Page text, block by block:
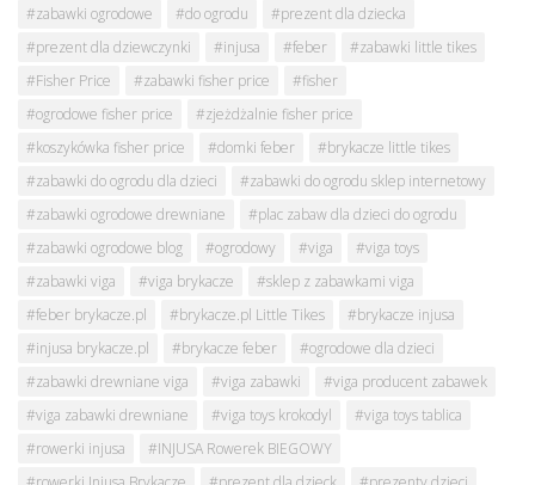
#zabawki ogrodowe
#do ogrodu
#prezent dla dziecka
#prezent dla dziewczynki
#injusa #feber
#zabawki little tikes
#Fisher Price
#zabawki fisher price
#fisher
#ogrodowe fisher price
#zjeżdżalnie fisher price
#koszykówka fisher price
#domki feber
#brykacze little tikes
#zabawki do ogrodu dla dzieci
#zabawki do ogrodu sklep internetowy
#zabawki ogrodowe drewniane
#plac zabaw dla dzieci do ogrodu
#zabawki ogrodowe blog
#ogrodowy #viga
#viga toys
#zabawki viga
#viga brykacze
#sklep z zabawkami viga
#feber brykacze.pl
#brykacze.pl Little Tikes
#brykacze injusa
#injusa brykacze.pl
#brykacze feber
#ogrodowe dla dzieci
#zabawki drewniane viga
#viga zabawki
#viga producent zabawek
#viga zabawki drewniane
#viga toys krokodyl
#viga toys tablica
#rowerki injusa
#INJUSA Rowerek BIEGOWY